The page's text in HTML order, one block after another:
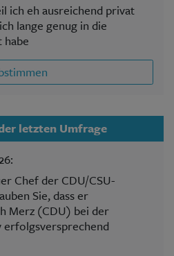
ich eh ausreichend privat
lange genug in die
habe
letzten Umfrage
Chef der CDU/CSU-
Sie, dass er
Merz (CDU) bei der